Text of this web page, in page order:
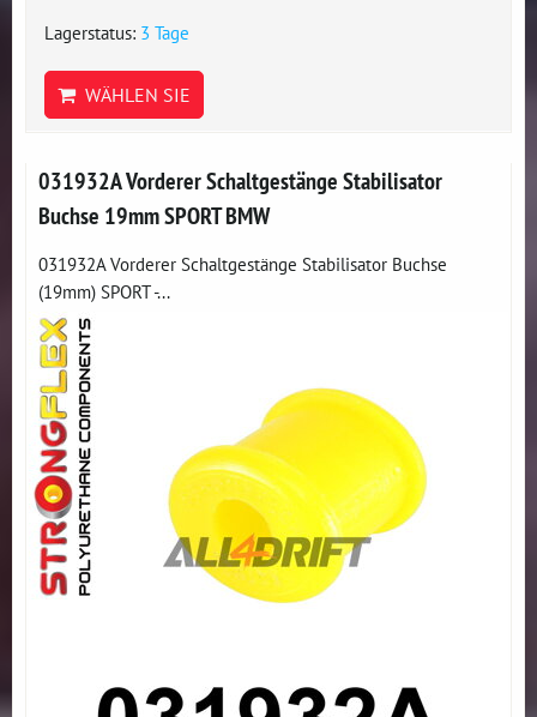
Lagerstatus: 3 Tage
WÄHLEN SIE
031932A Vorderer Schaltgestänge Stabilisator
Buchse 19mm SPORT BMW
031932A Vorderer Schaltgestänge Stabilisator Buchse
(19mm) SPORT -...